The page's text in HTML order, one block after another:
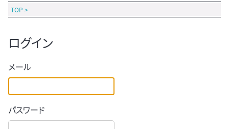
TOP >
ログイン
メール
パスワード